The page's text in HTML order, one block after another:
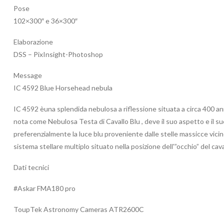
Pose
102×300″ e 36×300″
Elaborazione
DSS – PixInsight-Photoshop
Message
IC 4592 Blue Horsehead nebula
IC 4592 èuna splendida nebulosa a riflessione situata a circa 400
nota come Nebulosa Testa di Cavallo Blu , deve il suo aspetto e il
preferenzialmente la luce blu proveniente dalle stelle massicce
sistema stellare multiplo situato nella posizione dell'”occhio” del
Dati tecnici
#Askar FMA180 pro
ToupTek Astronomy Cameras ATR2600C